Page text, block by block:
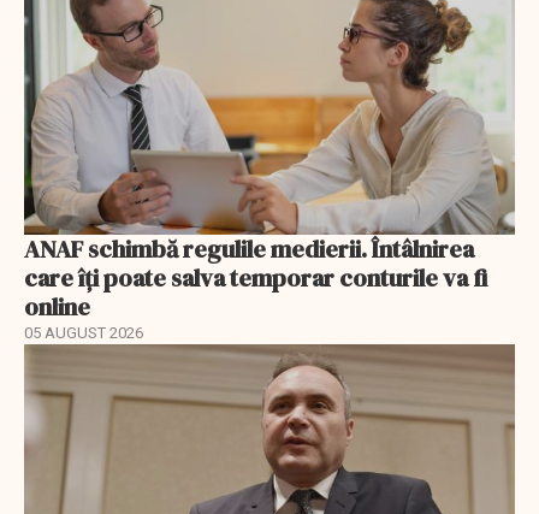
ANAF schimbă regulile medierii. Întâlnirea
care îți poate salva temporar conturile va fi
online
05 AUGUST 2026